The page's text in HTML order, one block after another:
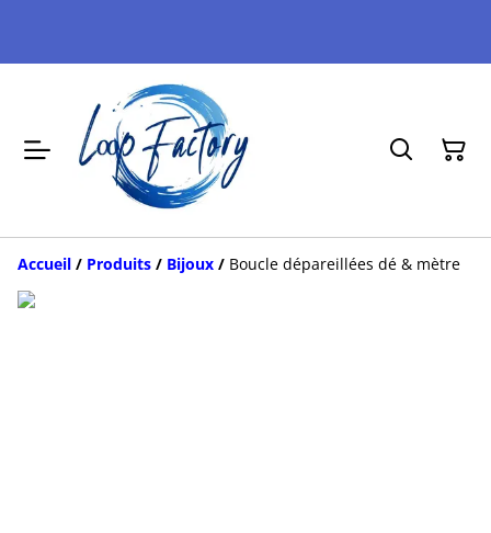
Accueil / Produits / Bijoux / Boucle dépareillées dé & mètre